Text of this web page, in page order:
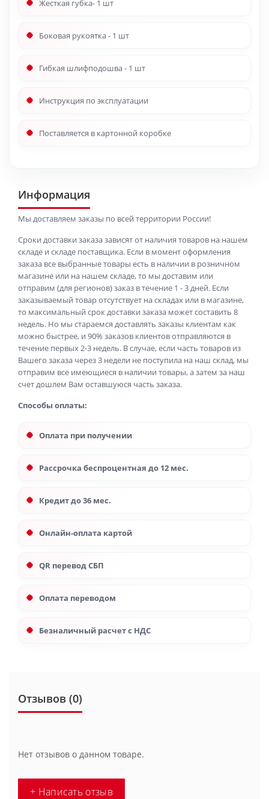
Жесткая губка- 1 шт
Боковая рукоятка - 1 шт
Гибкая шлифподошва - 1 шт
Инструкция по эксплуатации
Поставляется в картонной коробке
Информация
Мы доставляем заказы по всей территории России!
Сроки доставки заказа зависят от наличия товаров на нашем
складе и складе поставщика. Если в момент оформления
заказа все выбранные товары есть в наличии в розничном
магазине или на нашем складе, то мы доставим или
отправим (для регионов) заказ в течение 1 - 3 дней. Если
заказываемый товар отсутствует на складах или в магазине,
то максимальный срок доставки заказа может составить 8
недель. Но мы стараемся доставлять заказы клиентам как
можно быстрее, и 90% заказов клиентов отправляются в
течение первых 2-3 недель. В случае, если часть товаров из
Вашего заказа через 3 недели не поступила на наш склад, мы
отправим все имеющиеся в наличии товары, а затем за наш
счет дошлем Вам оставшуюся часть заказа.
Способы оплаты:
Оплата при получении
Рассрочка беспроцентная до 12 мес.
Кредит до 36 мес.
Онлайн-оплата картой
QR перевод СБП
Оплата переводом
Безналичный расчет с НДС
Отзывов (0)
Нет отзывов о данном товаре.
+ Написать отзыв